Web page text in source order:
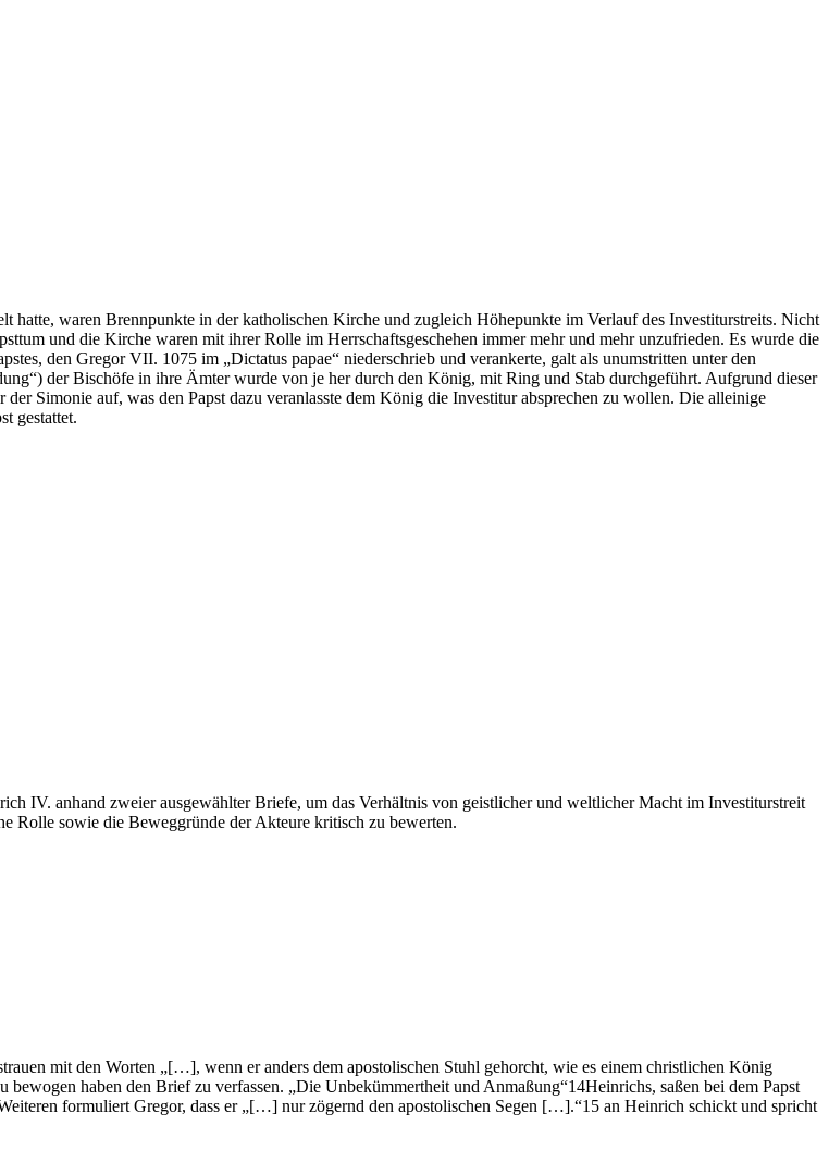
waren Brennpunkte in der katholischen Kirche und zugleich Höhepunkte im Verlauf des Investiturstreits. Nicht
und die Kirche waren mit ihrer Rolle im Herrschaftsgeschehen immer mehr und mehr unzufrieden. Es wurde die
den Gregor VII. 1075 im „Dictatus papae“ niederschrieb und verankerte, galt als unumstritten unter den
der Bischöfe in ihre Ämter wurde von je her durch den König, mit Ring und Stab durchgeführt. Aufgrund dieser
Simonie auf, was den Papst dazu veranlasste dem König die Investitur absprechen zu wollen. Die alleinige
gestattet.
IV. anhand zweier ausgewählter Briefe, um das Verhältnis von geistlicher und weltlicher Macht im Investiturstreit
Rolle sowie die Beweggründe der Akteure kritisch zu bewerten.
mit den Worten „[…], wenn er anders dem apostolischen Stuhl gehorcht, wie es einem christlichen König
haben den Brief zu verfassen. „Die Unbekümmertheit und Anmaßung“14Heinrichs, saßen bei dem Papst
formuliert Gregor, dass er „[…] nur zögernd den apostolischen Segen […].“15 an Heinrich schickt und spricht